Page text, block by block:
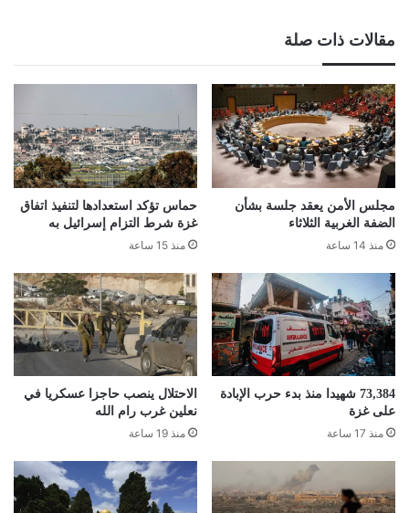
مقالات ذات صلة
مجلس الأمن يعقد جلسة بشأن
الضفة الغربية الثلاثاء
منذ 14 ساعة
حماس تؤكد استعدادها لتنفيذ اتفاق
غزة شرط التزام إسرائيل به
منذ 15 ساعة
73,384 شهيدا منذ بدء حرب الإبادة
على غزة
منذ 17 ساعة
الاحتلال ينصب حاجزا عسكريا في
نعلين غرب رام الله
منذ 19 ساعة